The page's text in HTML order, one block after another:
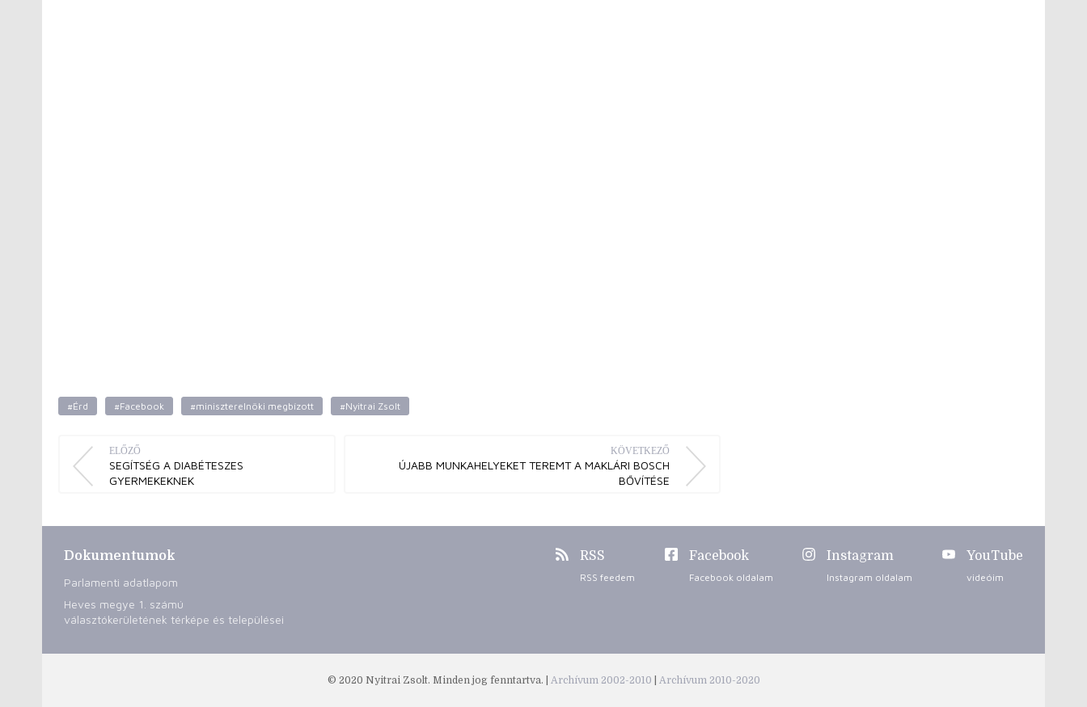
#Érd #Facebook #miniszterelnöki megbízott #Nyitrai Zsolt
ELŐZŐ
SEGÍTSÉG A DIABÉTESZES
GYERMEKEKNEK
KÖVETKEZŐ
ÚJABB MUNKAHELYEKET TEREMT A MAKLÁRI BOSCH
BŐVÍTÉSE
Dokumentumok
Parlamenti adatlapom
Heves megye 1. számú
választókerületének térképe és települései
RSS
RSS feedem
Facebook
Facebook oldalam
Instagram
Instagram oldalam
YouTube
videóim
© 2020 Nyitrai Zsolt. Minden jog fenntartva. | Archívum 2002-2010 Archívum 2010-2020